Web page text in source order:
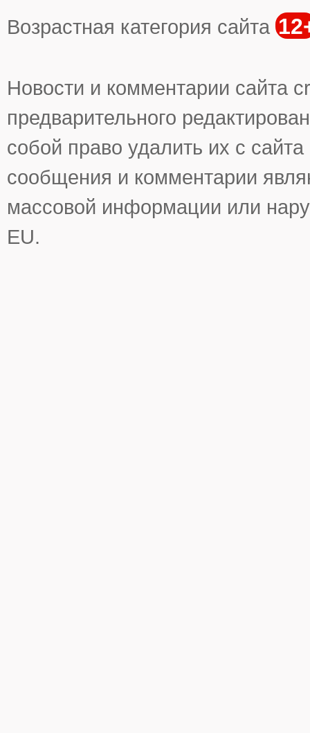
Возрастная категория сайта
Новости и комментарии сайта
предварительного
собой право удалить их с
сообщения и комментарии
массовой информации или
EU.